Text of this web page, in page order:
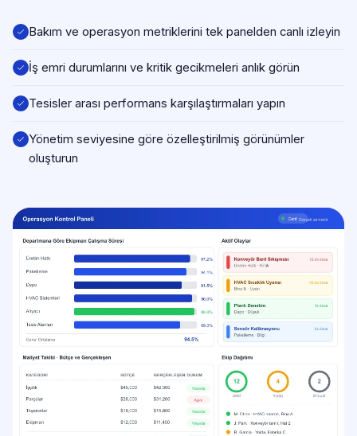
Bakım ve operasyon metriklerini tek panelden canlı izleyin
İş emri durumlarını ve kritik gecikmeleri anlık görün
Tesisler arası performans karşılaştırmaları yapın
Yönetim seviyesine göre özelleştirilmiş görünümler
oluşturun